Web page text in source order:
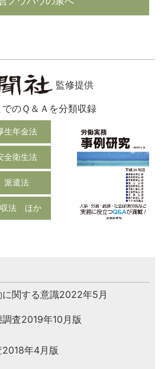
監修提供
のＱ＆Ａを分類収録
生年金法
全衛生法
派遣法
法 ほか
関する意識2022年5月
査2019年10月版
年4月版